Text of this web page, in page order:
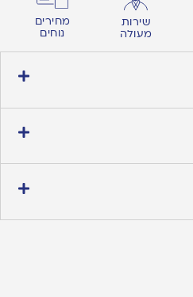
שירות
מעולה
מחירים
נוחים